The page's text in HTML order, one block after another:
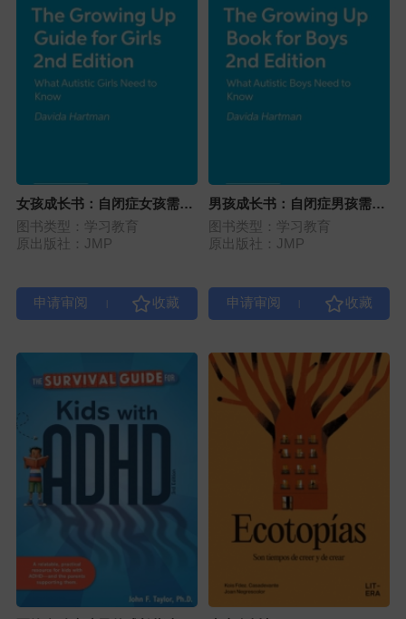
女孩成长书：自闭症女孩需要
了解的事（第2版）
图书类型：学习教育
原出版社：JMP
男孩成长书：自闭症男孩需要
了解的事（第2版）
图书类型：学习教育
原出版社：JMP